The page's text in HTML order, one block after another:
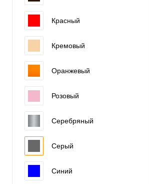
Красный
Кремовый
Оранжевый
Розовый
Серебряный
Серый
Синий